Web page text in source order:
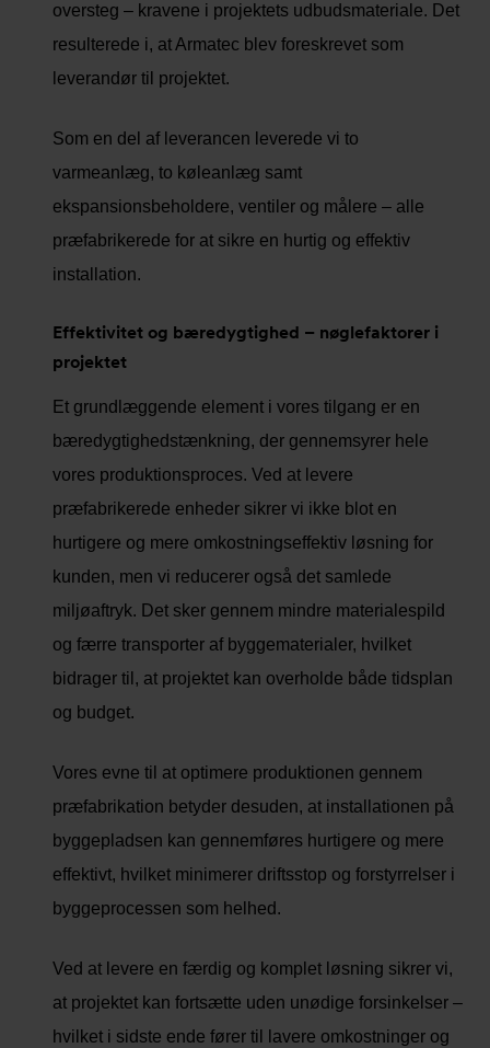
oversteg – kravene i projektets udbudsmateriale. Det
resulterede i, at Armatec blev foreskrevet som
leverandør til projektet.
Som en del af leverancen leverede vi to
varmeanlæg, to køleanlæg samt
ekspansionsbeholdere, ventiler og målere – alle
præfabrikerede for at sikre en hurtig og effektiv
installation.
Effektivitet og bæredygtighed – nøglefaktorer i
projektet
Et grundlæggende element i vores tilgang er en
bæredygtighedstænkning, der gennemsyrer hele
vores produktionsproces. Ved at levere
præfabrikerede enheder sikrer vi ikke blot en
hurtigere og mere omkostningseffektiv løsning for
kunden, men vi reducerer også det samlede
miljøaftryk. Det sker gennem mindre materialespild
og færre transporter af byggematerialer, hvilket
bidrager til, at projektet kan overholde både tidsplan
og budget.
Vores evne til at optimere produktionen gennem
præfabrikation betyder desuden, at installationen på
byggepladsen kan gennemføres hurtigere og mere
effektivt, hvilket minimerer driftsstop og forstyrrelser i
byggeprocessen som helhed.
Ved at levere en færdig og komplet løsning sikrer vi,
at projektet kan fortsætte uden unødige forsinkelser –
hvilket i sidste ende fører til lavere omkostninger og